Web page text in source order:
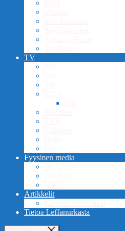
TV
Fyysinen media
Artikkelit
Tietoa Leffanurkasta